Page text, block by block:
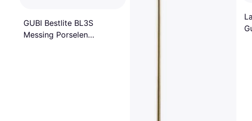
GUBI Bestlite BL3S
Messing Porselen